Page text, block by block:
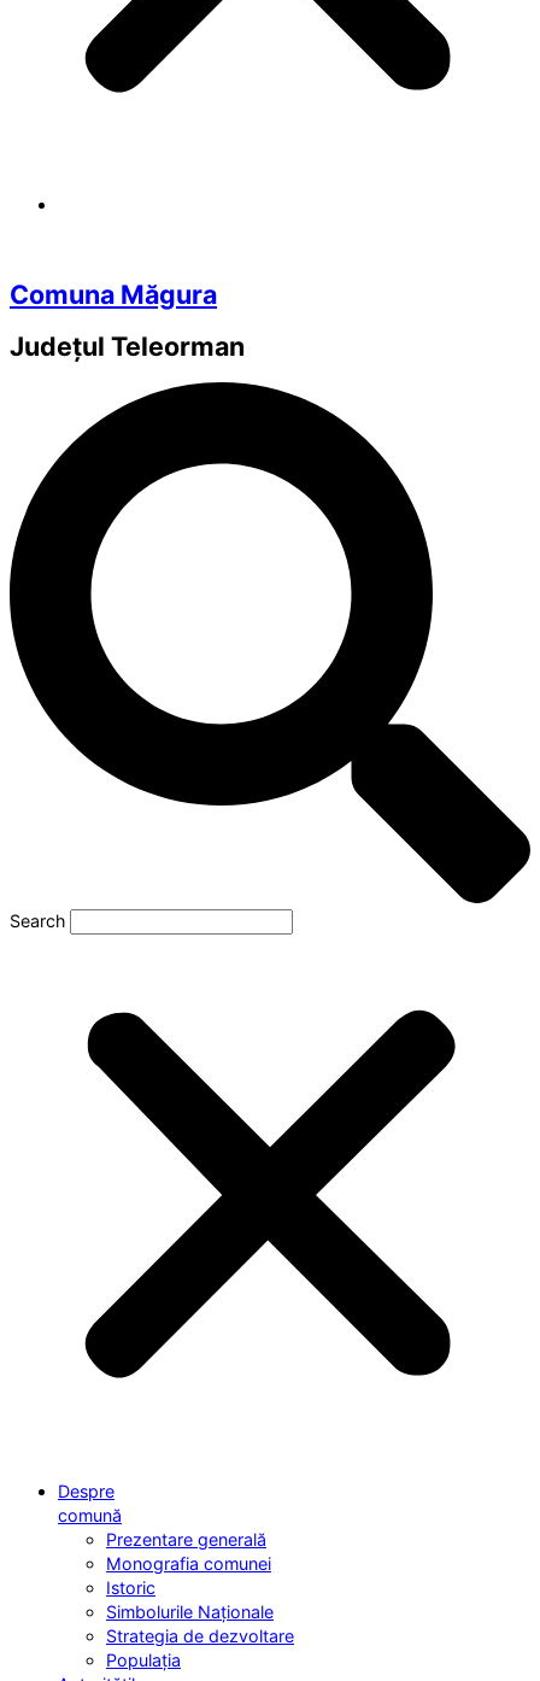
Comuna Măgura
Județul Teleorman
Search
Despre
comună
Prezentare generală
Monografia comunei
Istoric
Simbolurile Naționale
Strategia de dezvoltare
Populația